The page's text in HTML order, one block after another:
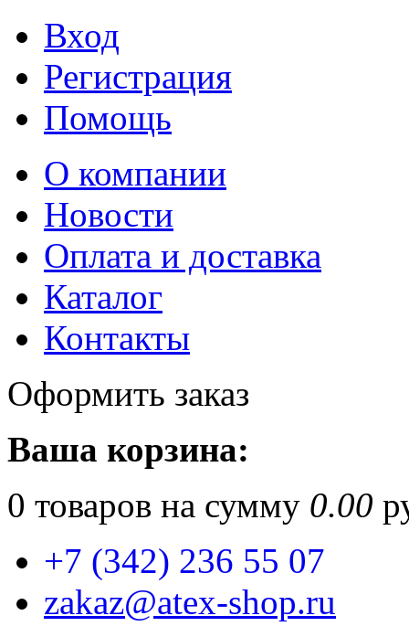
Вход
Регистрация
Помощь
О компании
Новости
Оплата и доставка
Каталог
Контакты
Оформить заказ
Ваша корзина:
0 товаров на сумму 0.00
+7 (342) 236 55 07
zakaz@atex-shop.ru